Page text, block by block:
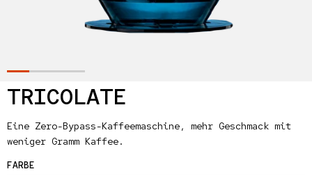
TRICOLATE
Eine Zero-Bypass-Kaffeemaschine, mehr Geschmack mit
weniger Gramm Kaffee.
FARBE